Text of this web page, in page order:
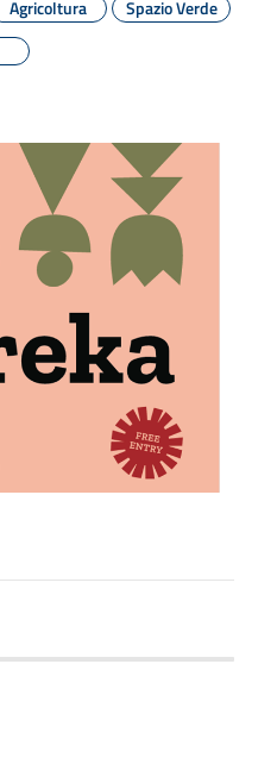
Agricoltura
Spazio Verde